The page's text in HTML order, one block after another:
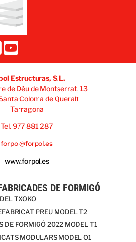
Estructuras, S.L.
de Déu de Montserrat, 13
Coloma de Queralt
Tarragona
Tel. 977 881 287
forpol@forpol.es
www.forpol.es
DE FORMIGÓ
TXOKO
PREU MODEL T2
DE FORMIGÓ 2022 MODEL T1
MODULARS MODEL O1